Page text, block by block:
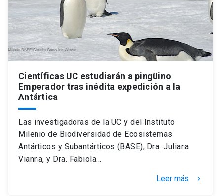
Información para keyboard_arrow_down
Futuros estudiantes
Académicos
Alumni launch
Padres y familia
Go to english site launch
Admisión launch
Mi Cuenta UC
Correo UC launch
Científicas UC estudiarán a pingüino
Emperador tras inédita expedición a la
Antártica
Las investigadoras de la UC y del Instituto
Milenio de Biodiversidad de Ecosistemas
Antárticos y Subantárticos (BASE), Dra. Juliana
Vianna, y Dra. Fabiola…
Leer más keyboard_arrow_right